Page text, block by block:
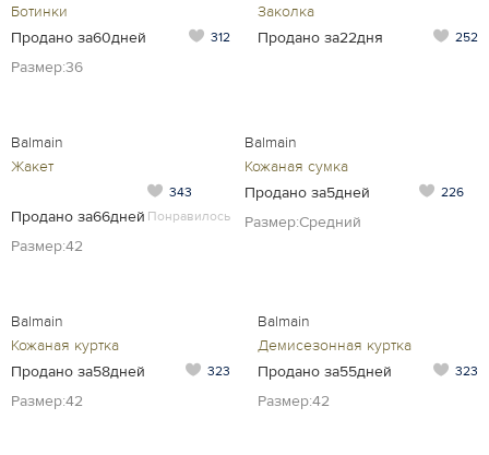
Ботинки
Продано за60дней
312
Размер:36
Заколка
Продано за22дня
252
Balmain
Жакет
Продано за66дней
343
Понравилось
Размер:42
Balmain
Кожаная сумка
Продано за5дней
226
Размер:Средний
Balmain
Кожаная куртка
Продано за58дней
323
Размер:42
Balmain
Демисезонная куртка
Продано за55дней
323
Размер:42